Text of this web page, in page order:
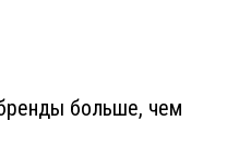
больше, чем